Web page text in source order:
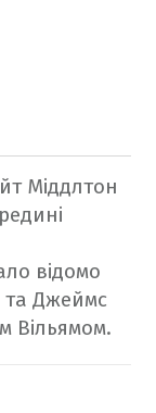
Міддлтон
відомо
та Джеймс
Вільямом.